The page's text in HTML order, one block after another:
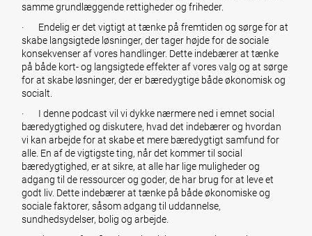
samme grundlæggende rettigheder og friheder.
· Endelig er det vigtigt at tænke på fremtiden og sørge for at
skabe langsigtede løsninger, der tager højde for de sociale
konsekvenser af vores handlinger. Dette indebærer at tænke
på både kort- og langsigtede effekter af vores valg og at sørge
for at skabe løsninger, der er bæredygtige både økonomisk og
socialt.
· I denne podcast vil vi dykke nærmere ned i emnet social
bæredygtighed og diskutere, hvad det indebærer og hvordan
vi kan arbejde for at skabe et mere bæredygtigt samfund for
alle. En af de vigtigste ting, når det kommer til social
bæredygtighed, er at sikre, at alle har lige muligheder og
adgang til de ressourcer og goder, de har brug for at leve et
godt liv. Dette indebærer at tænke på både økonomiske og
sociale faktorer, såsom adgang til uddannelse,
sundhedsydelser, bolig og arbejde.